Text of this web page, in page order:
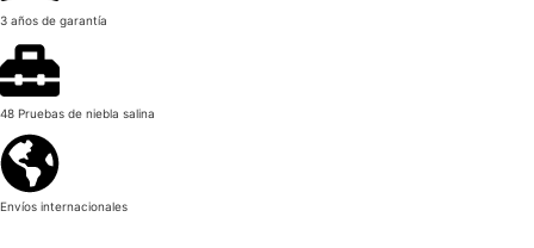
3 años de garantía
48 Pruebas de niebla salina
Envíos internacionales